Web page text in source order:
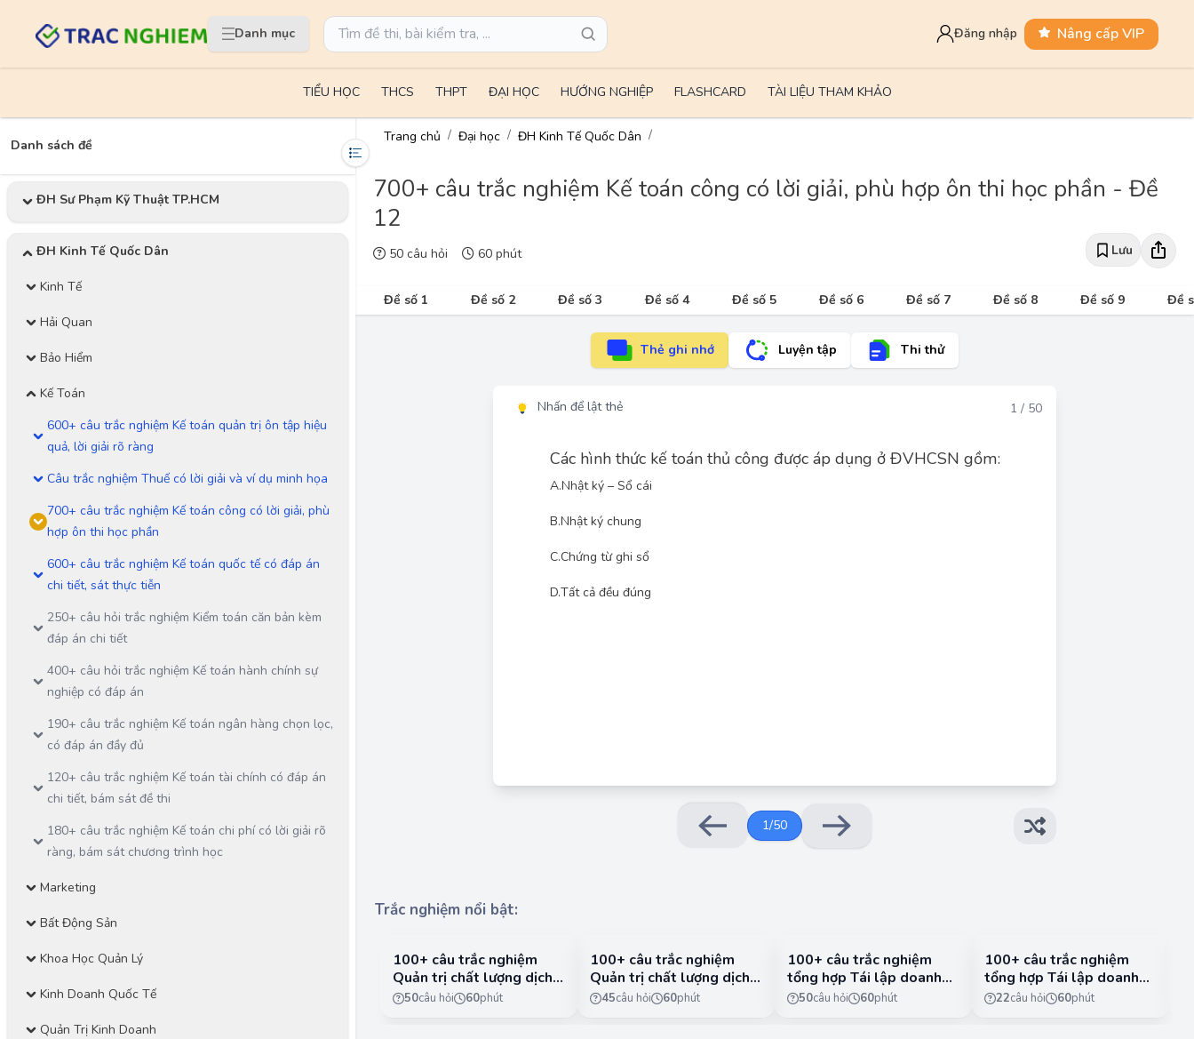
Danh mục Đăng nhập Nâng cấp VIP
TIỂU HỌC THCS THPT ĐẠI HỌC HƯỚNG NGHIỆP FLASHCARD TÀI LIỆU THAM KHẢO
Danh sách đề
ĐH Sư Phạm Kỹ Thuật TP.HCM
ĐH Kinh Tế Quốc Dân
Kinh Tế
Hải Quan
Bảo Hiểm
Kế Toán
600+ câu trắc nghiệm Kế toán quản trị ôn tập hiệu
quả, lời giải rõ ràng
Câu trắc nghiệm Thuế có lời giải và ví dụ minh họa
700+ câu trắc nghiệm Kế toán công có lời giải, phù
hợp ôn thi học phần
600+ câu trắc nghiệm Kế toán quốc tế có đáp án
chi tiết, sát thực tiễn
250+ câu hỏi trắc nghiệm Kiểm toán căn bản kèm
đáp án chi tiết
400+ câu hỏi trắc nghiệm Kế toán hành chính sự
nghiệp có đáp án
190+ câu trắc nghiệm Kế toán ngân hàng chọn lọc,
có đáp án đầy đủ
120+ câu trắc nghiệm Kế toán tài chính có đáp án
chi tiết, bám sát đề thi
180+ câu trắc nghiệm Kế toán chi phí có lời giải rõ
ràng, bám sát chương trình học
Marketing
Bất Động Sản
Khoa Học Quản Lý
Kinh Doanh Quốc Tế
Quản Trị Kinh Doanh
Trang chủ Đại học ĐH Kinh Tế Quốc Dân
700+ câu trắc nghiệm Kế toán công có lời giải, phù hợp ôn thi học phần - Đề
12
50 câu hỏi 60 phút Lưu
Đề số 1 Đề số 2 Đề số 3 Đề số 4 Đề số 5 Đề số 6 Đề số 7 Đề số 8 Đề số 9 Đề
Thẻ ghi nhớ Luyện tập Thi thử
Nhấn để lật thẻ 1 / 50
Các hình thức kế toán thủ công được áp dụng ở ĐVHCSN gồm:
A.Nhật ký – Sổ cái
B.Nhật ký chung
C.Chứng từ ghi sổ
D.Tất cả đều đúng
Trong các đơn vị hành chính sự nghiệp (ĐVHCSN), các hình thức kế toán thủ công được áp
1/50
Trắc nghiệm nổi bật:
100+ câu trắc nghiệm
Quản trị chất lượng dịch
vụ có lời giải chi tiết -
50câu hỏi 60phút
100+ câu trắc nghiệm
Quản trị chất lượng dịch
vụ có lời giải chi tiết -
45câu hỏi 60phút
100+ câu trắc nghiệm
tổng hợp Tái lập doanh
nghiệp có đáp án - Phần
50câu hỏi 60phút
100+ câu trắc nghiệm
tổng hợp Tái lập doanh
nghiệp có đáp án - Phần
22câu hỏi 60phút